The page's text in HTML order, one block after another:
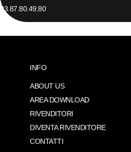
03.87.80.49.80
INFO
ABOUT US
AREA DOWNLOAD
RIVENDITORI
DIVENTA RIVENDITORE
CONTATTI